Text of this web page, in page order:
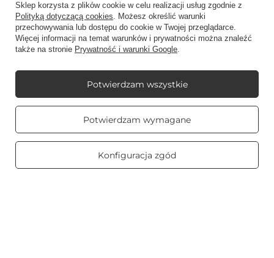
Na skróty
Blog
+48512350052 shop@candleworld.eu
Tarnowska 23/2,61-323Poznań
Sklep korzysta z plików cookie w celu realizacji usług zgodnie z
Polityką dotyczącą cookies. Możesz określić warunki
przechowywania lub dostępu do cookie w Twojej przeglądarce.
Więcej informacji na temat warunków i prywatności można znaleźć
także na stronie Prywatność i warunki Google.
Potwierdzam wymagane
Konfiguracja zgód
Potwierdzam wszystkie